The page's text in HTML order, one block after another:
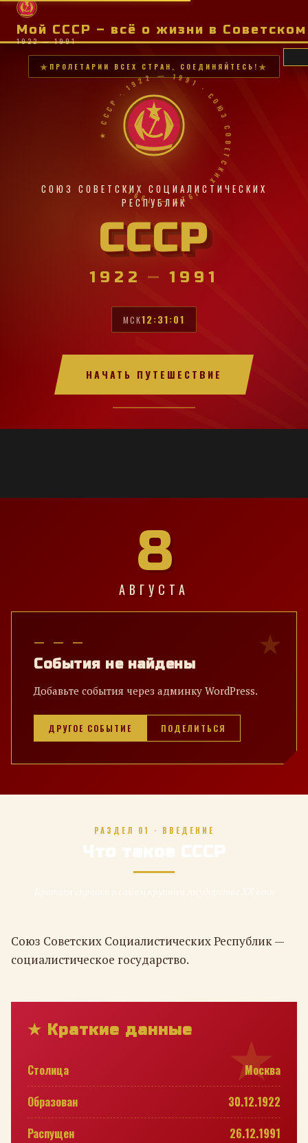
Мой СССР – всё о жизни в
1922 — 1991
ПРОЛЕТАРИИ ВСЕХ СТРАН, СОЕДИНЯЙТЕСЬ!
★ СССР · 1922 — 1991 · СОЮЗ СОВЕТСКИХ · 1922 — 1991 ·
СОЮЗ СОВЕТСКИХ СОЦИАЛИСТИЧЕСКИХ
РЕСПУБЛИК
СССР
1922 — 1991
МСК12:31:02
НАЧАТЬ ПУТЕШЕСТВИЕ
8
АВГУСТА
— — —
События не найдены
Добавьте события через админку WordPress.
ДРУГОЕ СОБЫТИЕ ПОДЕЛИТЬСЯ
РАЗДЕЛ 01 · ВВЕДЕНИЕ
Что такое СССР
Союз Советских Социалистических Республик —
социалистическое государство.
★ Краткие данные
Столица
Москва
Образован
30.12.1922
Распущен
26.12.1991